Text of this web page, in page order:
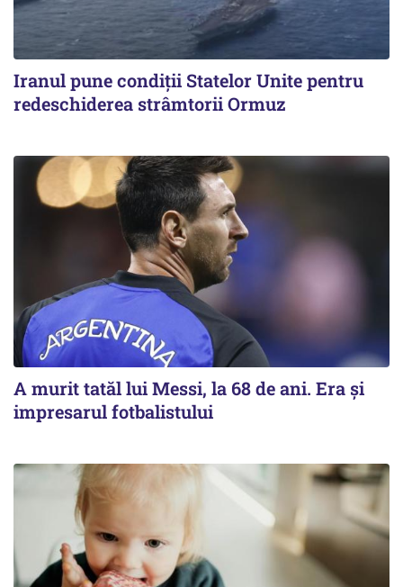
Iranul pune condiții Statelor Unite pentru
redeschiderea strâmtorii Ormuz
A murit tatăl lui Messi, la 68 de ani. Era și
impresarul fotbalistului